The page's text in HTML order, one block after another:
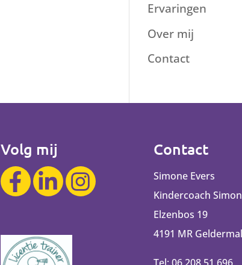
Ervaringen
Over mij
Contact
Volg mij Contact
Simone Evers
Kindercoach
Elzenbos 19
4191 MR